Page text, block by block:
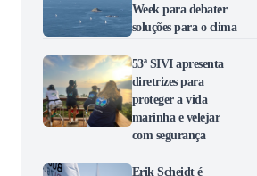
Week para debater
soluções para o clima
53ª SIVI apresenta
diretrizes para
proteger a vida
marinha e velejar
com segurança
Erik Scheidt é